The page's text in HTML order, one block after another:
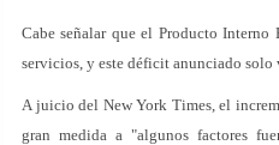
Cabe señalar que el Producto
servicios, y este déficit anunciado solo
A juicio del New York Times, el
gran medida a "algunos factores